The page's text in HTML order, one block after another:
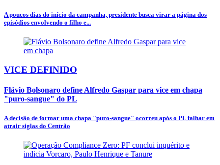
A poucos dias do início da campanha, presidente busca virar a página dos
episódios envolvendo o filho e...
VICE DEFINIDO
Flávio Bolsonaro define Alfredo Gaspar para vice em chapa
"puro-sangue" do PL
A decisão de formar uma chapa "puro-sangue" ocorreu após o PL falhar em
atrair siglas do Centrão